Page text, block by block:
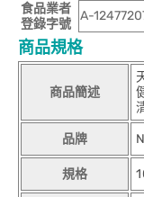
食品業者
登錄字號
A-
商品規格
商品簡述
品牌
規格